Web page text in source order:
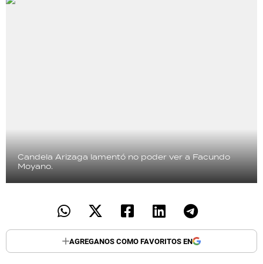
Candela Arizaga lamentó no poder ver a Facundo
Moyano.
AGREGANOS COMO FAVORITOS EN